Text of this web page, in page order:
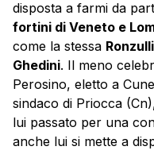
disposta a farmi da
fortini di Veneto e
come la stessa
Ghedini. Il meno
Perosino, eletto a
sindaco di Priocca
lui passato per una
anche lui si mette a